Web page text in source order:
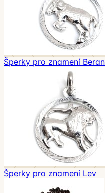
Šperky pro znamení Beran
Šperky pro znamení Lev